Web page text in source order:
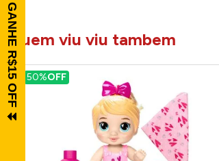
quem viu viu tambem
50%OFF